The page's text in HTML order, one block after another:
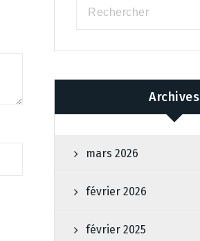
Archives
mars 2026
février 2026
février 2025